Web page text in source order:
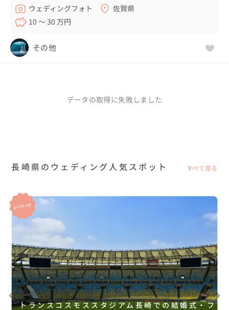
ウェディングフォト
佐賀県
10 〜 30 万円
その他
データの取得に失敗しました
長崎県のウェディング人気スポット すべて見る
トランスコスモススタジアム長崎での結婚式・フ